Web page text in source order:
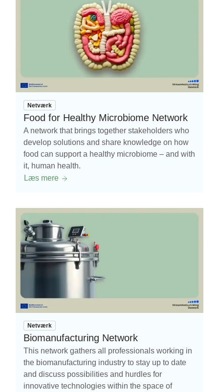
Netværk
Food for Healthy Microbiome Network
A network that brings together stakeholders who
develop solutions and share knowledge on how
food can support a healthy microbiome – and with
it, human health.
Læs mere
Netværk
Biomanufacturing Network
This network gathers all professionals working in
the biomanufacturing industry to stay up to date
and discuss possibilities and hurdles for
innovative technologies within the space of